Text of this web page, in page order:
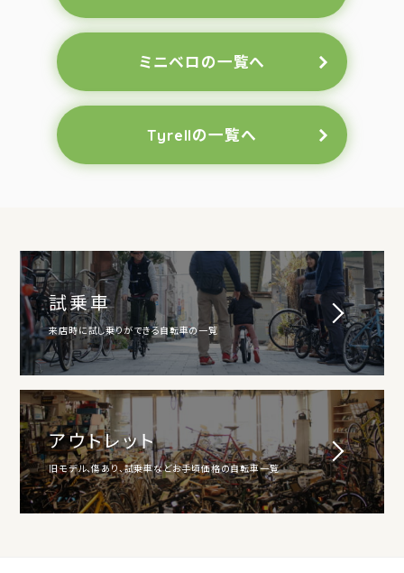
ミニベロの一覧へ
Tyrellの一覧へ
試乗車
来店時に試し乗りができる自転車の一覧
アウトレット
旧モデル、傷あり、試乗車などお手頃価格の自転車一覧